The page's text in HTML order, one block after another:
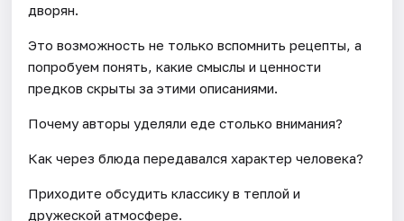
дворян.
Это возможность не только вспомнить рецепты, а
попробуем понять, какие смыслы и ценности
предков скрыты за этими описаниями.
Почему авторы уделяли еде столько внимания?
Как через блюда передавался характер человека?
Приходите обсудить классику в теплой и
дружеской атмосфере.